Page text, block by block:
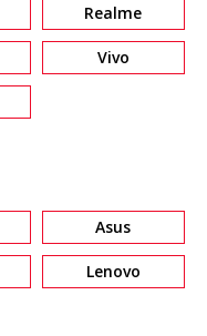
Realme
Vivo
Asus
Lenovo